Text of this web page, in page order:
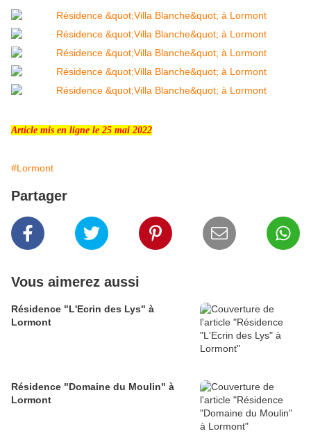
Article mis en ligne le 25 mai 2022
#Lormont
Partager
Vous aimerez aussi
Résidence "L'Ecrin des Lys" à
Lormont
Résidence "Domaine du Moulin" à
Lormont